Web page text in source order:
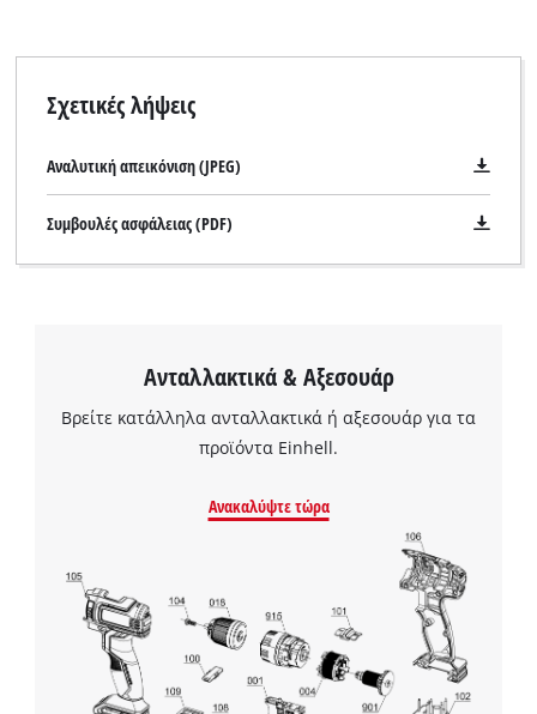
Σχετικές λήψεις
Αναλυτική απεικόνιση (JPEG)
Συμβουλές ασφάλειας (PDF)
Ανταλλακτικά & Αξεσουάρ
Βρείτε κατάλληλα ανταλλακτικά ή αξεσουάρ για τα
προϊόντα Einhell.
Ανακαλύψτε τώρα